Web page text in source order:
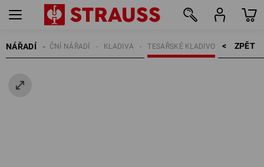
NÁŘADÍ ZPĚT    >
TESAŘSKÉ KLADIVO
KLADIVA
RUČNÍ NÁŘADÍ